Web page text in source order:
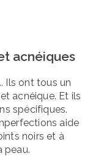
acnéiques
Ils ont tous un
acnéique. Et ils
spécifiques.
aide
noirs et à
peau.